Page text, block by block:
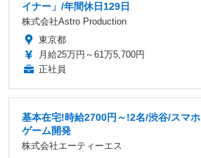
イナー」/年間休日129日
株式会社Astro Production
東京都
月給25万円～61万5,700円
正社員
基本在宅!時給2700円～!2名/渋谷/スマホ
ゲーム開発
株式会社エーティーエス